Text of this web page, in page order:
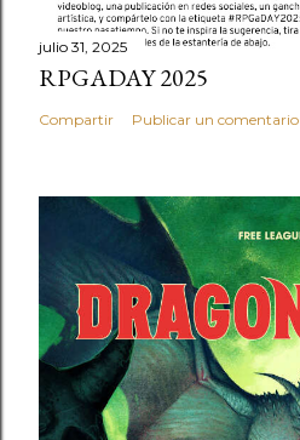
julio 31, 2025
RPGADAY 2025
Compartir Publicar un comentario